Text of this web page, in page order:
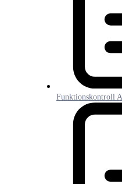
Funktionskontroll